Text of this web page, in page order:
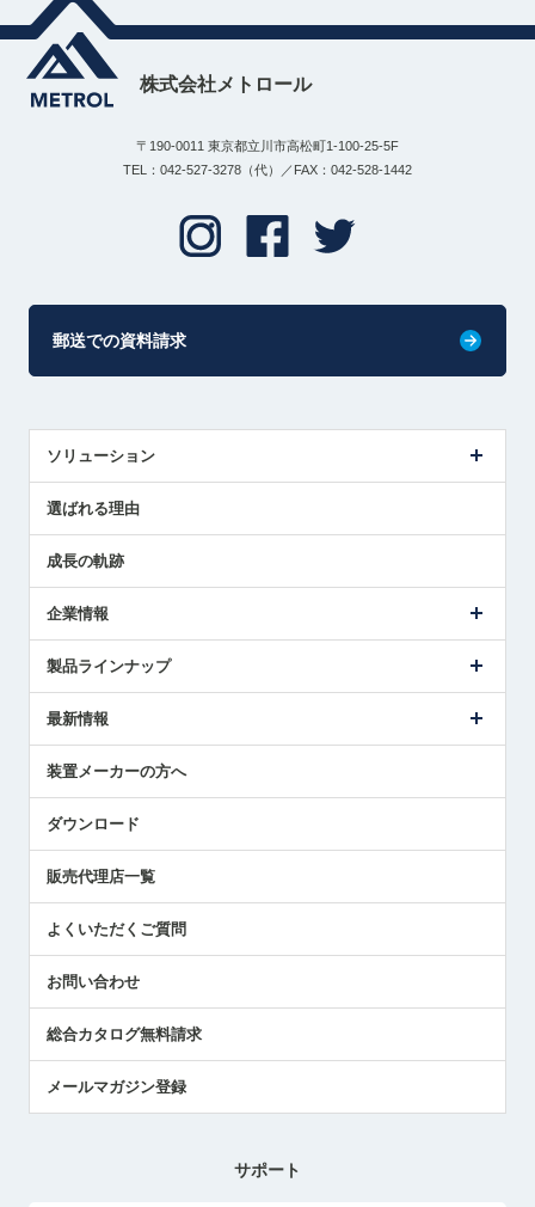
株式会社メトロール
〒190-0011 東京都立川市高松町1-100-25-5F
TEL：042-527-3278（代）／FAX：042-528-1442
郵送での資料請求
ソリューション
解決策提案
選ばれる理由
成長の軌跡
企業情報
ごあいさつ
受賞履歴
採用情報
国/地域/言語
製品ラインナップ
ツールセッタ製品
エアマイクロセンサ製品
最新情報
メトロールの技術
社員ブログ
中小企業のBCP地震対策
センサのテクニカルガイド
社長ブログ
装置メーカーの方へ
ダウンロード
販売代理店一覧
よくいただくご質問
お問い合わせ
総合カタログ無料請求
メールマガジン登録
サポート